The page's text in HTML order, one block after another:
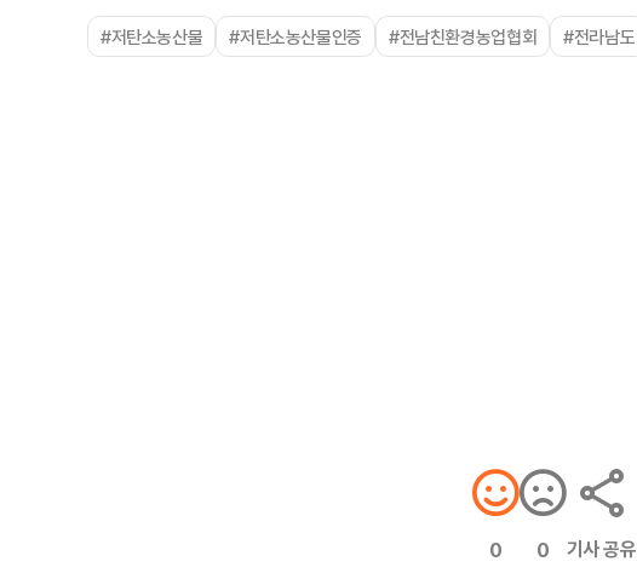
#저탄소농산물 #저탄소농산물인증 #전남친환경농업협회 #전라남도
0 0 기사 공유